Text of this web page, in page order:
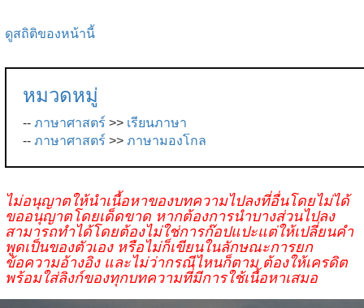
ดูสถิติของหน้านี้
หมวดหมู่
-- ภาษาศาสตร์ >> เรียนภาษา
-- ภาษาศาสตร์ >> ภาษามองโกล
ไม่อนุญาตให้นำเนื้อหาของบทความไปลงที่อื่นโดยไม่ได้
ขออนุญาตโดยเด็ดขาด หากต้องการนำบางส่วนไปลง
สามารถทำได้โดยต้องไม่ใช่การก๊อปแปะแต่ให้เปลี่ยนคำ
พูดเป็นของตัวเอง หรือไม่ก็เขียนในลักษณะการยก
ข้อความอ้างอิง และไม่ว่ากรณีไหนก็ตาม ต้องให้เครดิต
พร้อมใส่ลิงก์ของทุกบทความที่มีการใช้เนื้อหาเสมอ